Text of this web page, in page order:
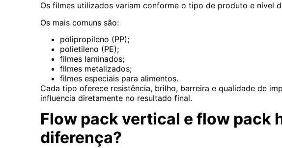
Os filmes utilizados variam conforme o tipo de produto e nível
Os mais comuns são:
polipropileno (PP);
polietileno (PE);
filmes laminados;
filmes metalizados;
filmes especiais para alimentos.
Cada tipo oferece resistência, brilho, barreira e qualidade de
influencia diretamente no resultado final.
Flow pack vertical e flow pack
diferença?